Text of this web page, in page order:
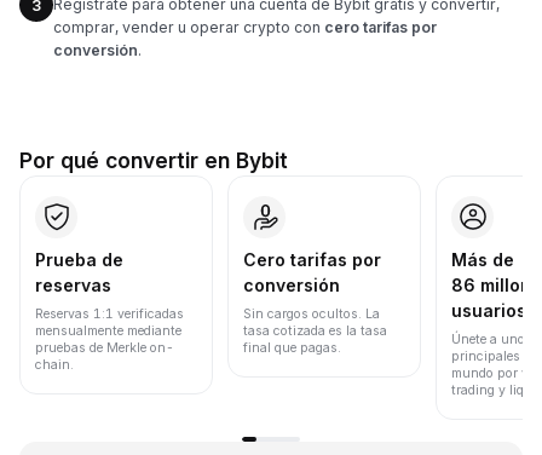
3
Regístrate para obtener una cuenta de Bybit gratis y convertir,
comprar, vender u operar crypto con cero tarifas por
conversión.
Por qué convertir en Bybit
Prueba de
reservas
Reservas 1:1 verificadas
mensualmente mediante
pruebas de Merkle on-
chain.
Cero tarifas por
conversión
Sin cargos ocultos. La
tasa cotizada es la tasa
final que pagas.
Más de
86
usuarios
Únete a uno
principales
mundo por
trading y